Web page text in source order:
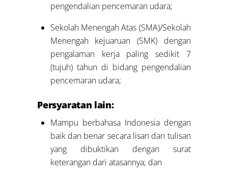
pengendalian pencemaran udara;
Sekolah Menengah Atas (SMA)/Sekolah
Menengah kejuaruan (SMK) dengan
pengalaman kerja paling sedikit 7
(tujuh) tahun di bidang pengendalian
pencemaran udara;
Persyaratan lain:
Mampu berbahasa Indonesia dengan
baik dan benar secara lisan dan tulisan
yang dibuktikan dengan surat
keterangan dari atasannya; dan